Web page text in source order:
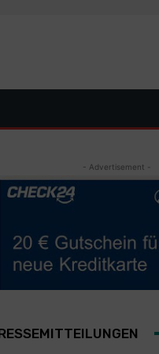
- Advertisement -